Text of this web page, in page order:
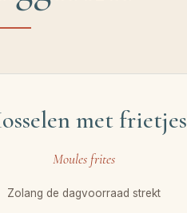
met frietjes
Moules frites
Zolang de dagvoorraad strekt